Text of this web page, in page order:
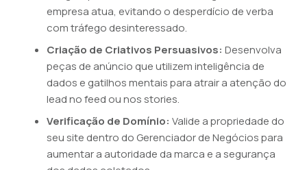
empresa atua, evitando o desperdício de verba
com tráfego desinteressado.
Criação de Criativos Persuasivos: Desenvolva
peças de anúncio que utilizem inteligência de
dados e gatilhos mentais para atrair a atenção do
lead no feed ou nos stories.
Verificação de Domínio: Valide a propriedade do
seu site dentro do Gerenciador de Negócios para
aumentar a autoridade da marca e a segurança